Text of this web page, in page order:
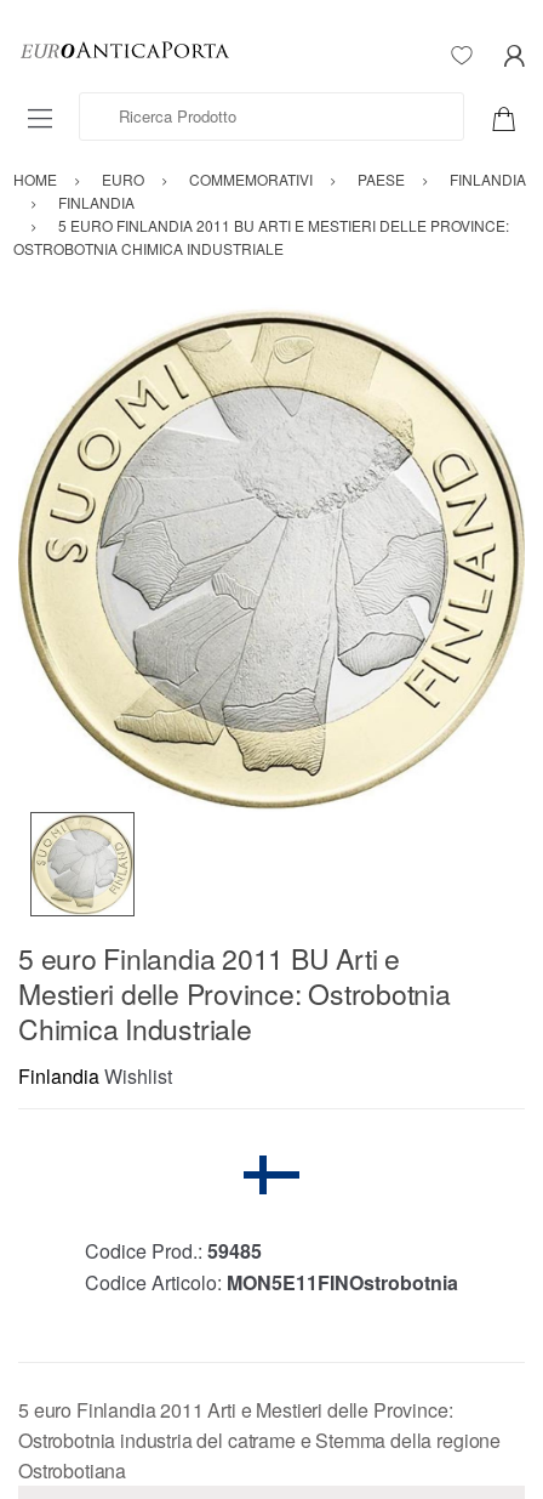
Ricerca Prodotto
HOME EURO COMMEMORATIVI PAESE
FINLANDIA
FINLANDIA
5 EURO FINLANDIA 2011 BU ARTI E MESTIERI DELLE PROVINCE:
OSTROBOTNIA CHIMICA INDUSTRIALE
5 euro Finlandia 2011 BU Arti e
Mestieri delle Province: Ostrobotnia
Chimica Industriale
FinlandiaWishlist
Codice Prod.: 59485
Codice Articolo: MON5E11FINOstrobotnia
5 euro Finlandia 2011 Arti e Mestieri delle Province:
Ostrobotnia industria del catrame e Stemma della regione
Ostrobotiana